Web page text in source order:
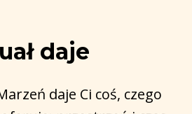
daje
daje Ci coś, czego